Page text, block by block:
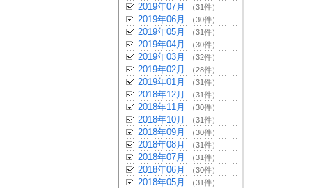
2019年07月 （31件）
2019年06月 （30件）
2019年05月 （31件）
2019年04月 （30件）
2019年03月 （32件）
2019年02月 （28件）
2019年01月 （31件）
2018年12月 （31件）
2018年11月 （30件）
2018年10月 （31件）
2018年09月 （30件）
2018年08月 （31件）
2018年07月 （31件）
2018年06月 （30件）
2018年05月 （31件）